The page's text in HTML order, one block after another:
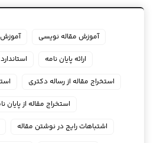
آموزش مقاله نویسی
آموزش
ارائه پایان نامه
استخراج مقاله از رساله دکتری
استخراج مقاله از پایان
اشتباهات رایج در نوشتن مقاله